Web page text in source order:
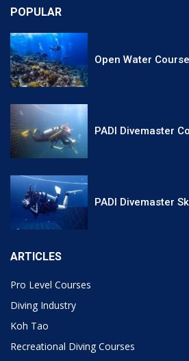
POPULAR
Open Water Course
PADI Divemaster
PADI Divemaster
ARTICLES
Pro Level Courses
Diving Industry
Koh Tao
Recreational Diving Courses